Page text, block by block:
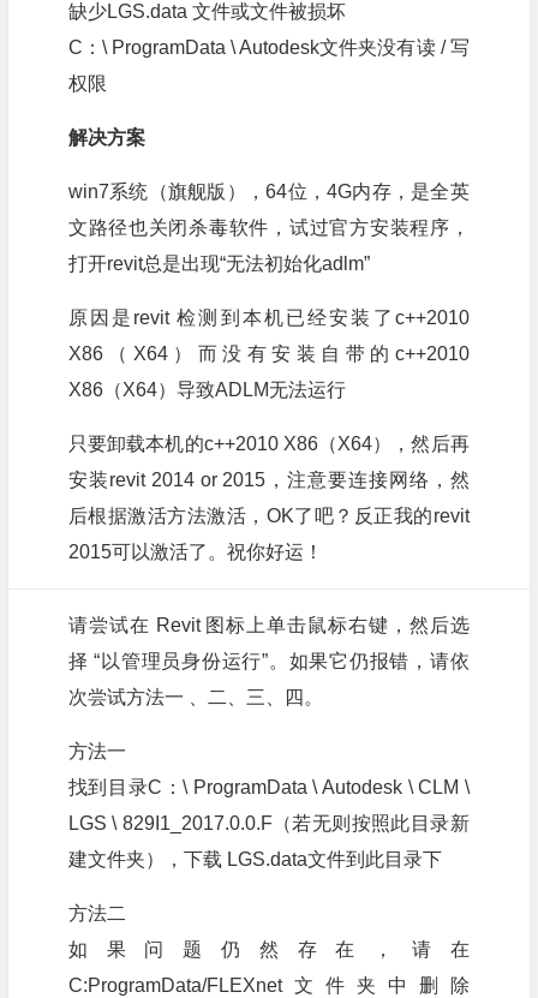
缺少LGS.data 文件或文件被损坏
C：\ ProgramData \ Autodesk文件夹没有读 / 写
权限
解决方案
win7系统（旗舰版），64位，4G内存，是全英
文路径也关闭杀毒软件，试过官方安装程序，
打开revit总是出现“无法初始化adlm”
原因是revit 检测到本机已经安装了c++2010
X86（X64）而没有安装自带的c++2010
X86（X64）导致ADLM无法运行
只要卸载本机的c++2010 X86（X64），然后再
安装revit 2014 or 2015，注意要连接网络，然
后根据激活方法激活，OK了吧？反正我的revit
2015可以激活了。祝你好运！
请尝试在 Revit 图标上单击鼠标右键，然后选
择 “以管理员身份运行”。如果它仍报错，请依
次尝试方法一 、二、三、四。
方法一
找到目录C：\ ProgramData \ Autodesk \ CLM \
LGS \ 829I1_2017.0.0.F（若无则按照此目录新
建文件夹），下载 LGS.data文件到此目录下
方法二
如果问题仍然存在，请在
C:ProgramData/FLEXnet文件夹中删除